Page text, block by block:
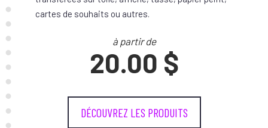
cartes de souhaits ou autres.
à partir de
20.00 $
DÉCOUVREZ LES PRODUITS